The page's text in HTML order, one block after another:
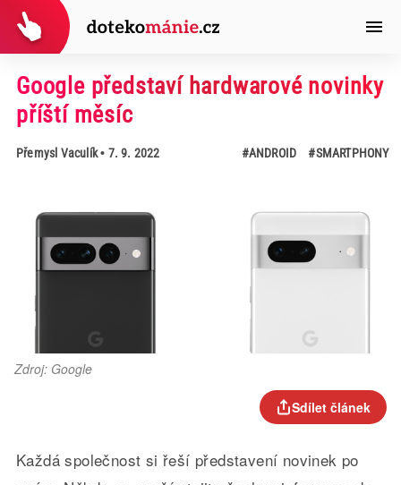
Google představí hardwarové novinky
příští měsíc
Přemysl Vaculík• 7. 9. 2022 #ANDROID #SMARTPHONY
Zdroj: Google
Sdílet článek
Každá společnost si řeší představení novinek po